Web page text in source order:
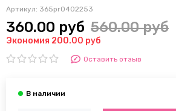
Артикул: 365pr0402253
360.00 руб 560.00 руб
Экономия 200.00 руб
Оставить отзыв